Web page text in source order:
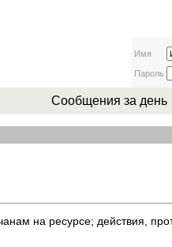
Имя
Пароль
Сообщения за день
на ресурсе; действия,